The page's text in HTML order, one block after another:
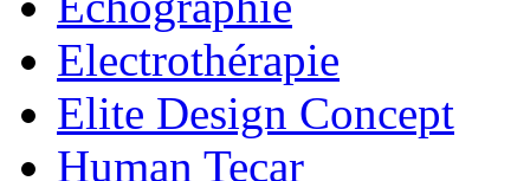
Electrothérapie
Elite Design Concept
Human Tecar